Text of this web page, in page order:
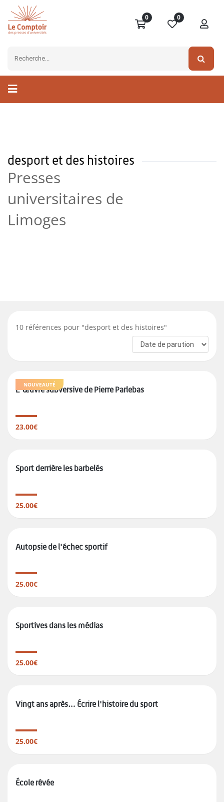
0 0
desport et des histoires
Presses
universitaires de
Limoges
10 références pour "desport et des histoires"
NOUVEAUTÉ
L'œuvre subversive de Pierre Parlebas
23.00€
Sport derrière les barbelés
25.00€
Autopsie de l'échec sportif
25.00€
Sportives dans les médias
25.00€
Vingt ans après… Écrire l'histoire du sport
25.00€
École rêvée